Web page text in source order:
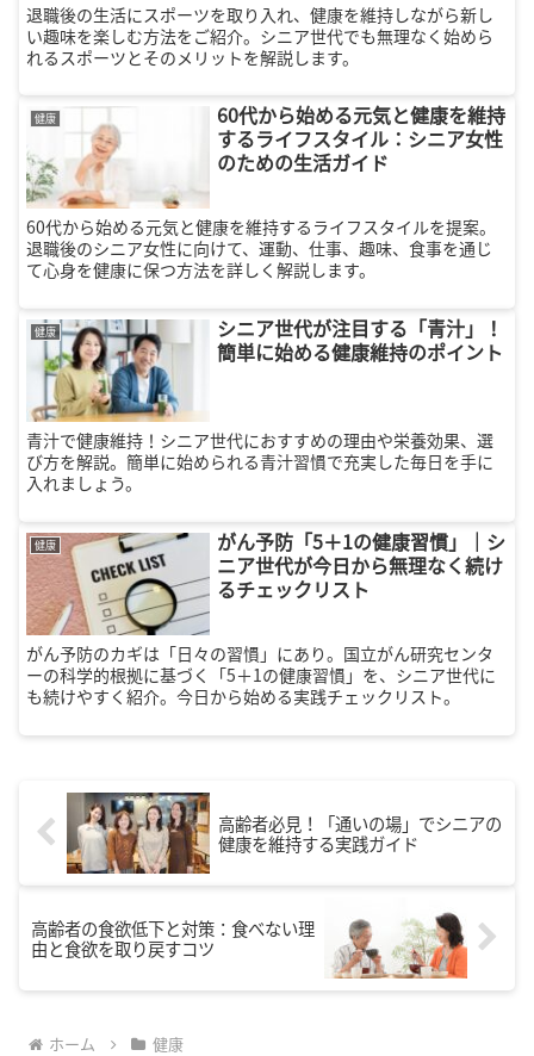
退職後の生活にスポーツを取り入れ、健康を維持しながら新し
い趣味を楽しむ方法をご紹介。シニア世代でも無理なく始めら
れるスポーツとそのメリットを解説します。
健康
60代から始める元気と健康を維持
するライフスタイル：シニア女性
のための生活ガイド
60代から始める元気と健康を維持するライフスタイルを提案。
退職後のシニア女性に向けて、運動、仕事、趣味、食事を通じ
て心身を健康に保つ方法を詳しく解説します。
健康
シニア世代が注目する「青汁」！
簡単に始める健康維持のポイント
青汁で健康維持！シニア世代におすすめの理由や栄養効果、選
び方を解説。簡単に始められる青汁習慣で充実した毎日を手に
入れましょう。
健康
がん予防「5＋1の健康習慣」｜シ
ニア世代が今日から無理なく続け
るチェックリスト
がん予防のカギは「日々の習慣」にあり。国立がん研究センタ
ーの科学的根拠に基づく「5＋1の健康習慣」を、シニア世代に
も続けやすく紹介。今日から始める実践チェックリスト。
高齢者必見！「通いの場」でシニアの
健康を維持する実践ガイド
高齢者の食欲低下と対策：食べない理
由と食欲を取り戻すコツ
ホーム 健康